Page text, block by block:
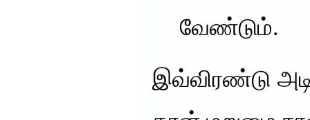
வேண்டும்.
இவ்விரண்டு